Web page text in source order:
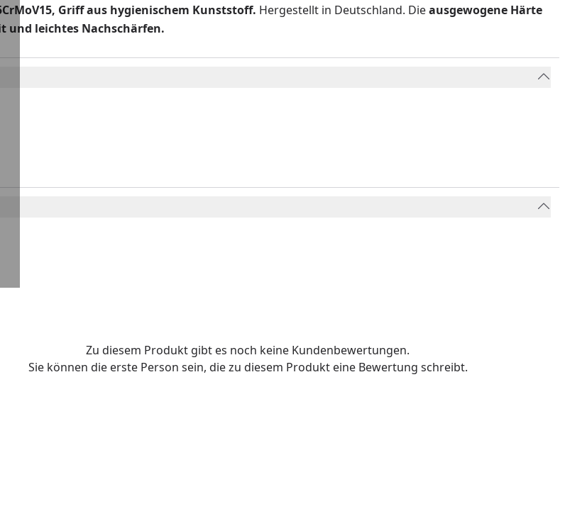
Griff aus hygienischem Kunststoff. Hergestellt in Deutschland. Dieausgewogene Härte
leichtes Nachschärfen.
Zu diesem Produkt gibt es noch keine Kundenbewertungen.
Sie können die erste Person sein, die zu diesem Produkt eine Bewertung schreibt.